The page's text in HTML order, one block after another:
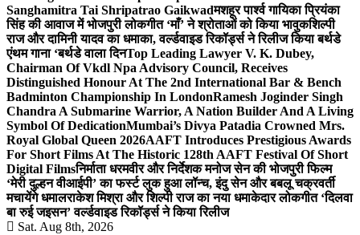
Sanghamitra Tai Shripatrao Gaikwadमशहूर पार्श्व गायिका प्रियंका
सिंह की आवाज में भोजपुरी लोकगीत ‘माँ’ ने श्रोताओं को किया भावुकशिल्पी
राज और दामिनी यादव का धमाका, वर्ल्डवाइड रिकॉर्ड्स ने रिलीज किया बर्थडे
एंथम गाना ‘बर्थडे वाला दिनTop Leading Lawyer V. K. Dubey,
Chairman Of Vkdl Npa Advisory Council, Receives
Distinguished Honour At The 2nd International Bar & Bench
Badminton Championship In LondonRamesh Joginder Singh
Chandra A Submarine Warrior, A Nation Builder And A Living
Symbol Of DedicationMumbai’s Divya Patadia Crowned Mrs.
Royal Global Queen 2026AAFT Introduces Prestigious Awards
For Short Films At The Historic 128th AAFT Festival Of Short
Digital Filmsनिर्माता धरमवीर और निर्देशक मनोज सेन की भोजपुरी फिल्म
‘मेरी दुल्हन वीआईपी’ का फर्स्ट लुक हुआ लॉन्च, इंदु सेन और बबलू चक्रवर्ती
मचायेंगे धमालराकेश मिश्रा और शिल्पी राज का नया धमाकेदार लोकगीत ‘दिलवा
बा रुई जइसन’ वर्ल्डवाइड रिकॉर्ड्स ने किया रिलीज
Sat. Aug 8th, 2026